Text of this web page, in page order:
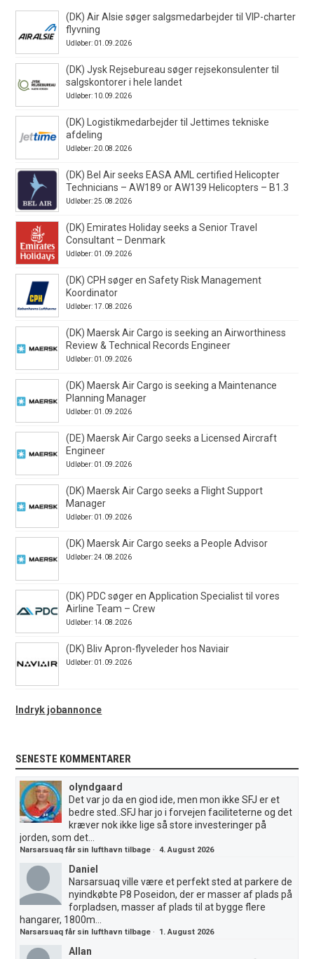
(DK) Air Alsie søger salgsmedarbejder til VIP-charter
flyvning
Udløber: 01.09.2026
(DK) Jysk Rejsebureau søger rejsekonsulenter til
salgskontorer i hele landet
Udløber: 10.09.2026
(DK) Logistikmedarbejder til Jettimes tekniske
afdeling
Udløber: 20.08.2026
(DK) Bel Air seeks EASA AML certified Helicopter
Technicians – AW189 or AW139 Helicopters – B1.3
Udløber: 25.08.2026
(DK) Emirates Holiday seeks a Senior Travel
Consultant – Denmark
Udløber: 01.09.2026
(DK) CPH søger en Safety Risk Management
Koordinator
Udløber: 17.08.2026
(DK) Maersk Air Cargo is seeking an Airworthiness
Review & Technical Records Engineer
Udløber: 01.09.2026
(DK) Maersk Air Cargo is seeking a Maintenance
Planning Manager
Udløber: 01.09.2026
(DE) Maersk Air Cargo seeks a Licensed Aircraft
Engineer
Udløber: 01.09.2026
(DK) Maersk Air Cargo seeks a Flight Support
Manager
Udløber: 01.09.2026
(DK) Maersk Air Cargo seeks a People Advisor
Udløber: 24.08.2026
(DK) PDC søger en Application Specialist til vores
Airline Team – Crew
Udløber: 14.08.2026
(DK) Bliv Apron-flyveleder hos Naviair
Udløber: 01.09.2026
Indryk jobannonce
SENESTE KOMMENTARER
olyndgaard
Det var jo da en giod ide, men mon ikke SFJ er et
bedre sted..SFJ har jo i forvejen faciliteterne og det
kræver nok ikke lige så store investeringer på
jorden, som det...
Narsarsuaq får sin lufthavn tilbage ·4. August 2026
Daniel
Narsarsuaq ville være et perfekt sted at parkere de
nyindkøbte P8 Poseidon, der er masser af plads på
forpladsen, masser af plads til at bygge flere
hangarer, 1800m...
Narsarsuaq får sin lufthavn tilbage · 1. August 2026
Allan